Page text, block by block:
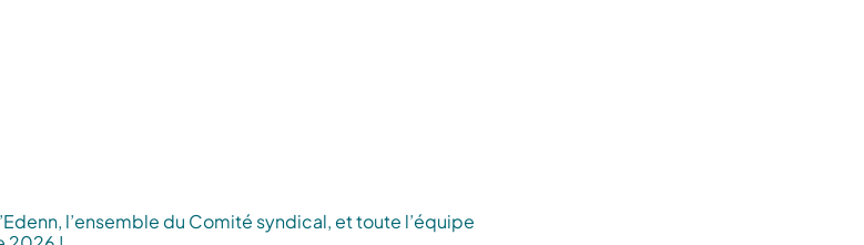
l’ensemble du Comité syndical, et toute l’équipe